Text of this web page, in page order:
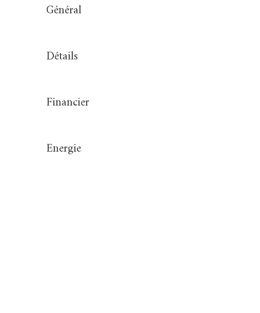
Général
Détails
Financier
Energie